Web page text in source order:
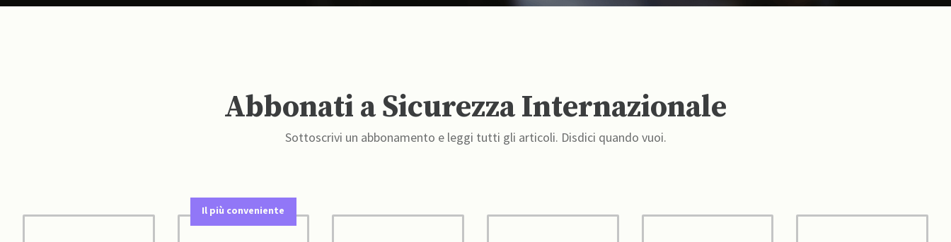
Abbonati a Sicurezza Internazionale
Sottoscrivi un abbonamento e leggi tutti gli articoli. Disdici quando vuoi.
Il più conveniente